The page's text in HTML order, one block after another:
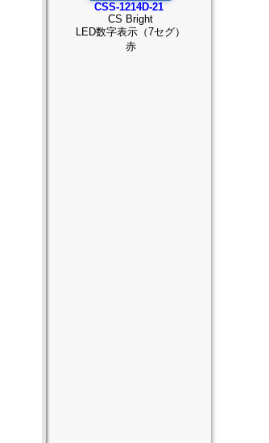
CSS-1214D-21
CS Bright
LED数字表示（7セグ）
赤